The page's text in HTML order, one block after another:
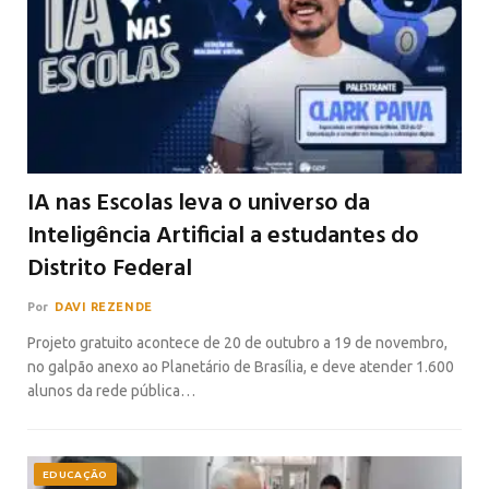
IA nas Escolas leva o universo da
Inteligência Artificial a estudantes do
Distrito Federal
Por DAVI REZENDE
Projeto gratuito acontece de 20 de outubro a 19 de novembro,
no galpão anexo ao Planetário de Brasília, e deve atender 1.600
alunos da rede pública…
EDUCAÇÃO